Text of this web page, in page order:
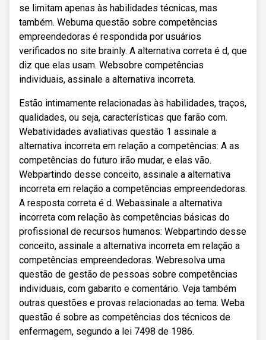
se limitam apenas às habilidades técnicas, mas
também. Webuma questão sobre competências
empreendedoras é respondida por usuários
verificados no site brainly. A alternativa correta é d, que
diz que elas usam. Websobre competências
individuais, assinale a alternativa incorreta.
Estão intimamente relacionadas às habilidades, traços,
qualidades, ou seja, características que farão com.
Webatividades avaliativas questão 1 assinale a
alternativa incorreta em relação a competências: A as
competências do futuro irão mudar, e elas vão.
Webpartindo desse conceito, assinale a alternativa
incorreta em relação a competências empreendedoras.
A resposta correta é d. Webassinale a alternativa
incorreta com relação às competências básicas do
profissional de recursos humanos: Webpartindo desse
conceito, assinale a alternativa incorreta em relação a
competências empreendedoras. Webresolva uma
questão de gestão de pessoas sobre competências
individuais, com gabarito e comentário. Veja também
outras questões e provas relacionadas ao tema. Weba
questão é sobre as competências dos técnicos de
enfermagem, segundo a lei 7498 de 1986.